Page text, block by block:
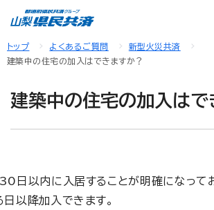
トップ よくあるご質問
新型火災共済
建築中の住宅の加入はできますか？
建築中の住宅の加入はで
日以内に入居することが明確になって
以降加入できます。